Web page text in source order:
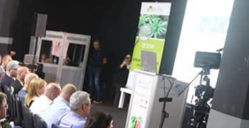
תוכנית הועידה הרשמה מהירה